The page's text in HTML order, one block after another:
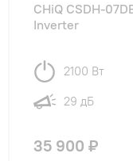
CHiQ CSDH-
Inverter
2100 Вт
29 дБ
35 900 ₽